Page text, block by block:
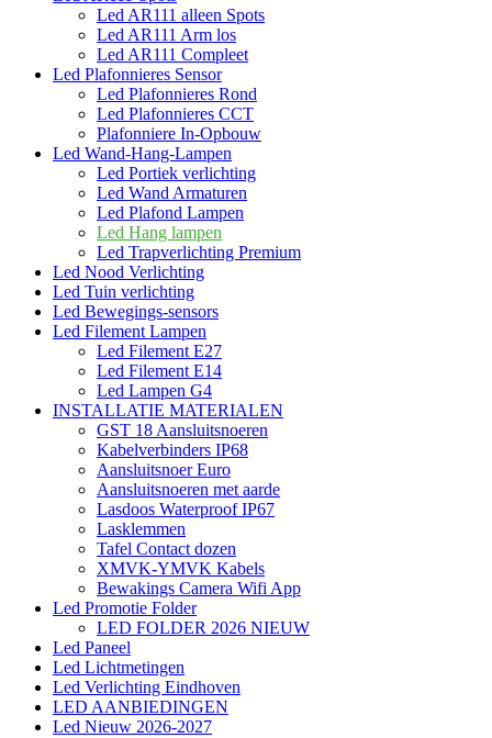
Led AR111 alleen Spots
Led AR111 Arm los
Led AR111 Compleet
Led Plafonnieres Sensor
Led Plafonnieres Rond
Led Plafonnieres CCT
Plafonniere In-Opbouw
Led Wand-Hang-Lampen
Led Portiek verlichting
Led Wand Armaturen
Led Plafond Lampen
Led Hang lampen
Led Trapverlichting Premium
Led Nood Verlichting
Led Tuin verlichting
Led Bewegings-sensors
Led Filement Lampen
Led Filement E27
Led Filement E14
Led Lampen G4
INSTALLATIE MATERIALEN
GST 18 Aansluitsnoeren
Kabelverbinders IP68
Aansluitsnoer Euro
Aansluitsnoeren met aarde
Lasdoos Waterproof IP67
Lasklemmen
Tafel Contact dozen
XMVK-YMVK Kabels
Bewakings Camera Wifi App
Led Promotie Folder
LED FOLDER 2026 NIEUW
Led Paneel
Led Lichtmetingen
Led Verlichting Eindhoven
LED AANBIEDINGEN
Led Nieuw 2026-2027